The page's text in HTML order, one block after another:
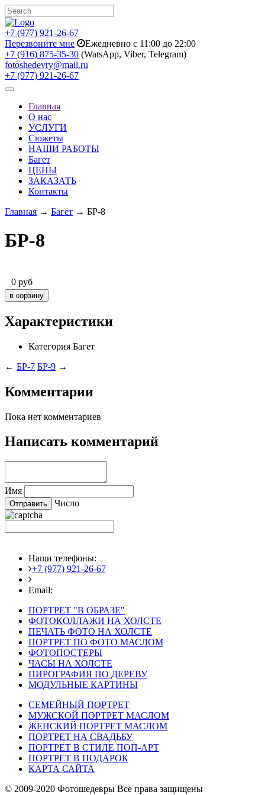
+7 (977) 921-26-67
Перезвоните мне
Ежедневно с 11:00 до 22:00
+7 (916) 875-35-30 (WatsApp, Viber, Telegram)
fotoshedevry@mail.ru
+7 (977) 921-26-67
Toggle
navigationГлавная
О нас
УСЛУГИ
Сюжеты
НАШИ РАБОТЫ
Багет
ЦЕНЫ
ЗАКАЗАТЬ
Контакты
Главная → Багет → БР-8
БР-8
0 руб
Характеристики
Категория Багет
← БР-7 БР-9 →
Комментарии
Пока нет комментариев
Написать комментарий
Имя
Число
Наши телефоны:
+7 (977) 921-26-67
Email:
ПОРТРЕТ "В ОБРАЗЕ"
ФОТОКОЛЛАЖИ НА ХОЛСТЕ
ПЕЧАТЬ ФОТО НА ХОЛСТЕ
ПОРТРЕТ ПО ФОТО МАСЛОМ
ФОТОПОСТЕРЫ
ЧАСЫ НА ХОЛСТЕ
ПИРОГРАФИЯ ПО ДЕРЕВУ
МОДУЛЬНЫЕ КАРТИНЫ
СЕМЕЙНЫЙ ПОРТРЕТ
МУЖСКОЙ ПОРТРЕТ МАСЛОМ
ЖЕНСКИЙ ПОРТРЕТ МАСЛОМ
ПОРТРЕТ НА СВАДЬБУ
ПОРТРЕТ В СТИЛЕ ПОП-АРТ
ПОРТРЕТ В ПОДАРОК
КАРТА САЙТА
© 2009-2020 Фотошедевры Все права защищены